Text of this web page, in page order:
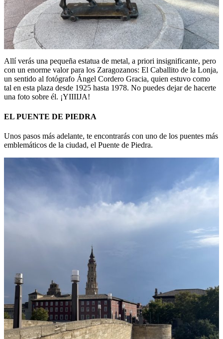
Allí verás una pequeña estatua de metal, a priori insignificante, pero
con un enorme valor para los Zaragozanos: El Caballito de la Lonja,
un sentido al fotógrafo Ángel Cordero Gracia, quien estuvo como
tal en esta plaza desde 1925 hasta 1978. No puedes dejar de hacerte
una foto sobre él. ¡YIIIIJA!
EL PUENTE DE PIEDRA
Unos pasos más adelante, te encontrarás con uno de los puentes más
emblemáticos de la ciudad, el Puente de Piedra.